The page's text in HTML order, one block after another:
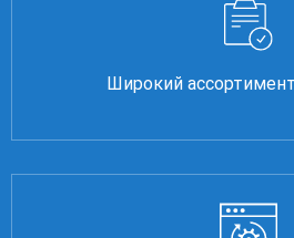
Широкий